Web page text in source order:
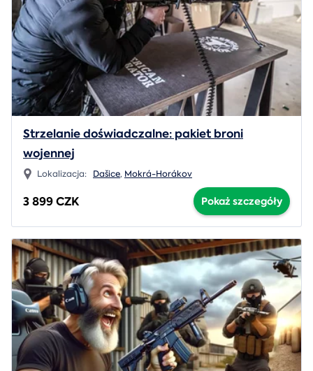
Strzelanie doświadczalne: pakiet broni
wojennej
Lokalizacja: Dašice, Mokrá-Horákov
3 899 CZK Pokaż szczegóły